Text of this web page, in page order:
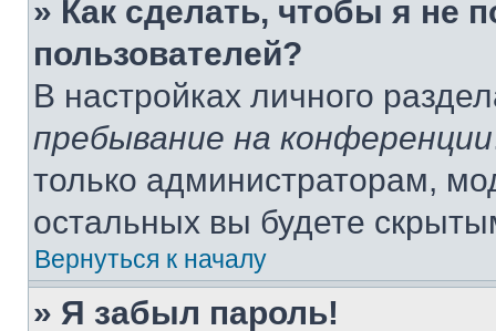
» Как сделать, чтобы я не
пользователей?
В настройках личного
пребывание на конференции
только администраторам,
остальных вы будете
Вернуться к началу
» Я забыл пароль!